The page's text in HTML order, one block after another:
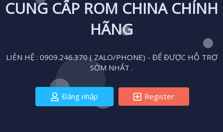
CUNG CẤP ROM CHINA CHÍNH
HÃNG
LIÊN HỆ : 0909.246.370 ( ZALO/PHONE) - ĐỂ ĐƯỢC HỖ TRỢ
SỚM NHẤT .
Đăng nhập Register